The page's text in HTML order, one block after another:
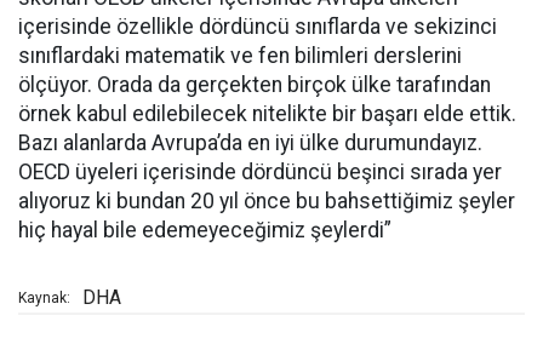
içerisinde özellikle dördüncü sınıflarda ve sekizinci
sınıflardaki matematik ve fen bilimleri derslerini
ölçüyor. Orada da gerçekten birçok ülke tarafından
örnek kabul edilebilecek nitelikte bir başarı elde ettik.
Bazı alanlarda Avrupa’da en iyi ülke durumundayız.
OECD üyeleri içerisinde dördüncü beşinci sırada yer
alıyoruz ki bundan 20 yıl önce bu bahsettiğimiz şeyler
hiç hayal bile edemeyeceğimiz şeylerdi”
Kaynak: DHA